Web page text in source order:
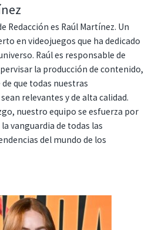
Redacción es Raúl Martínez. Un
en videojuegos que ha dedicado
Raúl es responsable de
la producción de contenido,
que todas nuestras
relevantes y de alta calidad.
nuestro equipo se esfuerza por
vanguardia de todas las
del mundo de los